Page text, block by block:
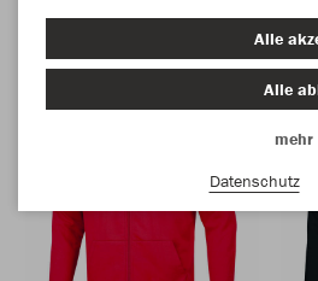
Alle
Alle
mehr
Datenschutz